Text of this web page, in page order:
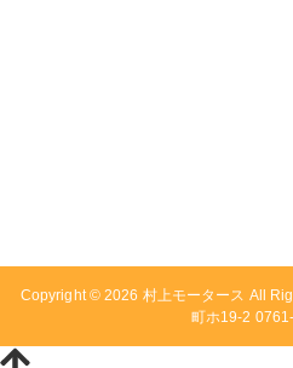
Copyright © 2026 村上モータース All
町ホ19-2